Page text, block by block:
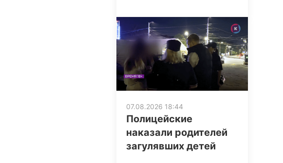
07.08.2026 18:44
Полицейские
наказали родителей
загулявших детей